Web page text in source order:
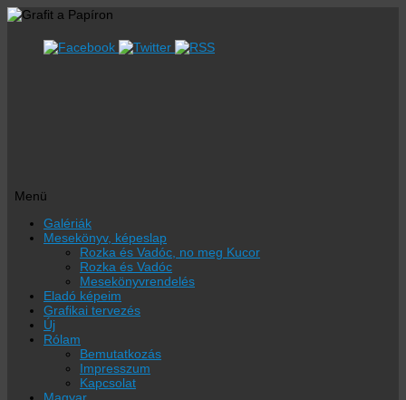
Menü
Megszakítás
Galériák
Mesekönyv, képeslap
Rozka és Vadóc, no meg Kucor
Rozka és Vadóc
Mesekönyvrendelés
Eladó képeim
Grafikai tervezés
Új
Rólam
Bemutatkozás
Impresszum
Kapcsolat